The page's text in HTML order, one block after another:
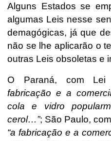
Alguns Estados se
algumas Leis nesse
demagógicas, já que
não se lhe aplicarão o
outras Leis obsoletas e
O Paraná, com Lei
fabricação e a
cola e vidro
cerol…”; São Paulo,
“a fabricação e a